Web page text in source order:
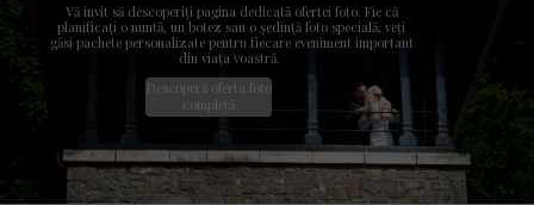
Vă invit să descoperiți pagina dedicată ofertei foto. Fie că
planificați o nuntă, un botez sau o ședință foto specială, veți
găsi pachete personalizate pentru fiecare eveniment important
din viața voastră.
Descoperă oferta foto
completă